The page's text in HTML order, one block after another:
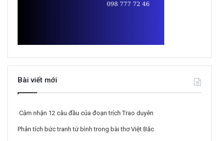
Bài viết mới
Cảm nhận 12 câu đầu của đoạn trích Trao duyên
Phân tích bức tranh tứ bình trong bài thơ Việt Bắc